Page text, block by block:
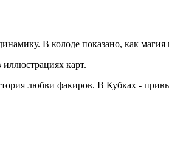
В колоде показано, как магия
карт.
любви факиров. В Кубках -